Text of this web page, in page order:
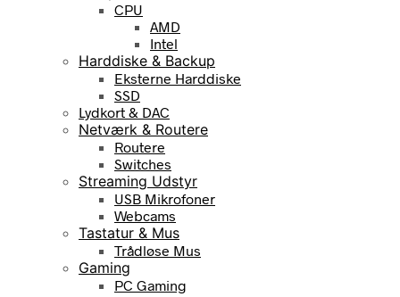
CPU
AMD
Intel
Harddiske & Backup
Eksterne Harddiske
SSD
Lydkort & DAC
Netværk & Routere
Routere
Switches
Streaming Udstyr
USB Mikrofoner
Webcams
Tastatur & Mus
Trådløse Mus
Gaming
PC Gaming